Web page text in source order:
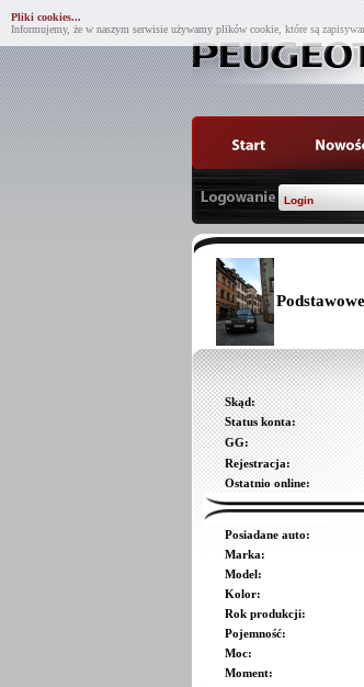
Pliki cookies...
Informujemy, że w naszym serwisie używamy plików cookie, które są
Skąd:
Status konta:
GG:
Rejestracja:
Ostatnio online:
Posiadane auto:
Marka:
Model:
Kolor:
Rok produkcji:
Pojemność:
Moc:
Moment: